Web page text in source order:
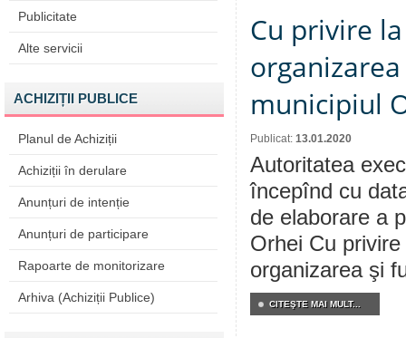
Publicitate
Alte servicii
ACHIZIȚII PUBLICE
Planul de Achiziții
Achiziții în derulare
Anunțuri de intenție
Anunțuri de participare
Rapoarte de monitorizare
Arhiva (Achiziții Publice)
Cu privire
municipiul
Publicat: 13.01.2020
Autoritatea
începînd cu
de elaborare a
Orhei Cu
organizarea şi
CITEŞTE MAI MULT...